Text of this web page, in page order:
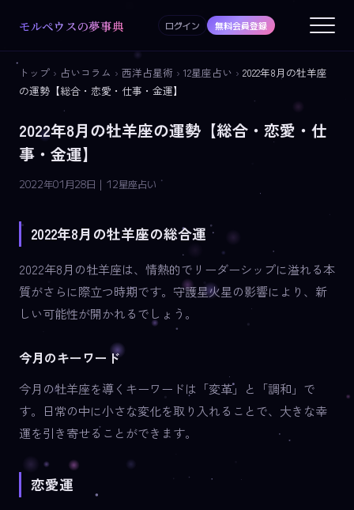
モルペウスの夢事典 ログイン 無料会員登録
トップ › 占いコラム › 西洋占星術 › 12星座占い › 2022年8月の牡羊座
の運勢【総合・恋愛・仕事・金運】
2022年8月の牡羊座の運勢【総合・恋愛・仕
事・金運】
2022年01月28日 | 12星座占い
2022年8月の牡羊座の総合運
2022年8月の牡羊座は、情熱的でリーダーシップに溢れる本
質がさらに際立つ時期です。守護星火星の影響により、新
しい可能性が開かれるでしょう。
今月のキーワード
今月の牡羊座を導くキーワードは「変革」と「調和」で
す。日常の中に小さな変化を取り入れることで、大きな幸
運を引き寄せることができます。
恋愛運